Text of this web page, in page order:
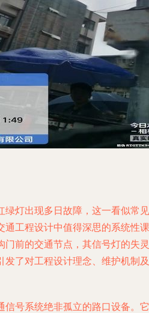
绿灯出现多日故障，这一看似常见
通工程设计中值得深思的系统性课
门前的交通节点，其信号灯的失灵
发了对工程设计理念、维护机制及
信号系统绝非孤立的路口设备。它